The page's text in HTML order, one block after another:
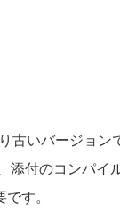
古いバージョ
付のコンパイ
す。